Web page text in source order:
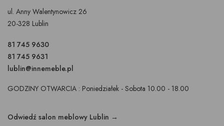
ul. Anny Walentynowicz 26
20-328 Lublin
81 745 9630
81 745 9631
lublin@innemeble.pl
GODZINY OTWARCIA : Poniedziałek - Sobota 10.00 - 18.00
Odwiedź salon meblowy Lublin →